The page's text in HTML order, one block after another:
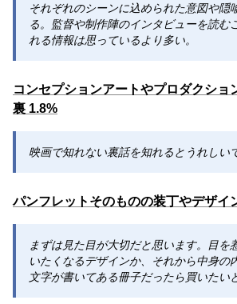
それぞれのシーンに込められた意図や隠
る。監督や制作陣のインタビューを読む
れる情報は思っているより多い。
コンセプションアートやプロダクショ
裏 1.8%
映画で知れない裏話を知れるとうれしい
パンフレットそのものの装丁やデザイ
まずは見た目が大切だと思います。目を
いたくなるデザインか、それから中身の
文字が書いてある冊子だったら買いたい